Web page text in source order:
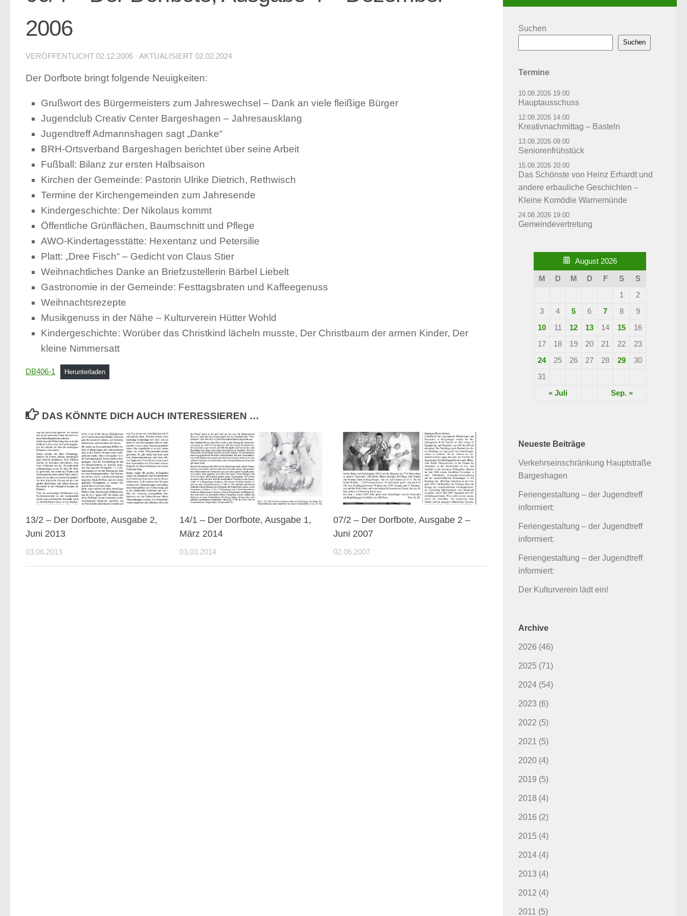
2006
VERÖFFENTLICHT 02.12.2006 · AKTUALISIERT 02.02.2024
Der Dorfbote bringt folgende Neuigkeiten:
Grußwort des Bürgermeisters zum Jahreswechsel – Dank an viele fleißige Bürger
Jugendclub Creativ Center Bargeshagen – Jahresausklang
Jugendtreff Admannshagen sagt „Danke“
BRH-Ortsverband Bargeshagen berichtet über seine Arbeit
Fußball: Bilanz zur ersten Halbsaison
Kirchen der Gemeinde: Pastorin Ulrike Dietrich, Rethwisch
Termine der Kirchengemeinden zum Jahresende
Kindergeschichte: Der Nikolaus kommt
Öffentliche Grünflächen, Baumschnitt und Pflege
AWO-Kindertagesstätte: Hexentanz und Petersilie
Platt: „Dree Fisch“ – Gedicht von Claus Stier
Weihnachtliches Danke an Briefzustellerin Bärbel Liebelt
Gastronomie in der Gemeinde: Festtagsbraten und Kaffeegenuss
Weihnachtsrezepte
Musikgenuss in der Nähe – Kulturverein Hütter Wohld
Kindergeschichte: Worüber das Christkind lächeln musste, Der Christbaum der armen Kinder, Der
kleine Nimmersatt
DB406-1 Herunterladen
DAS KÖNNTE DICH AUCH INTERESSIEREN …
13/2 – Der Dorfbote, Ausgabe 2,
Juni 2013
03.06.2013
14/1 – Der Dorfbote, Ausgabe 1,
März 2014
03.03.2014
07/2 – Der Dorfbote, Ausgabe 2 –
Juni 2007
02.06.2007
Suchen
Suchen
Termine
10.08.2026 19:00
Hauptausschuss
12.08.2026 14:00
Kreativnachmittag – Basteln
13.08.2026 09:00
Seniorenfrühstück
15.08.2026 20:00
Das Schönste von Heinz Erhardt und
andere erbauliche Geschichten –
Kleine Komödie Warnemünde
24.08.2026 19:00
Gemeindevertretung
August 2026
M D M D F S
S
1
2
3
4 5 6 7 8
9
10
11 12 13 14 15
16
17
18 19 20 21 22
23
24
25 26 27 28 29
30
31
« Juli
Sep. »
Neueste Beiträge
Verkehrseinschränkung Hauptstraße
Bargeshagen
Feriengestaltung – der Jugendtreff
informiert:
Feriengestaltung – der Jugendtreff
informiert:
Feriengestaltung – der Jugendtreff
informiert:
Der Kulturverein lädt ein!
Archive
2026 (46)
2025 (71)
2024 (54)
2023 (6)
2022 (5)
2021 (5)
2020 (4)
2019 (5)
2018 (4)
2016 (2)
2015 (4)
2014 (4)
2013 (4)
2012 (4)
2011 (5)